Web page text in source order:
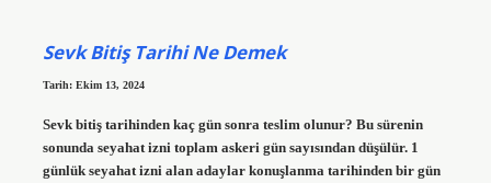
Sevk Bitiş Tarihi Ne Demek
Tarih: Ekim 13, 2024
Sevk bitiş tarihinden kaç gün sonra teslim olunur? Bu sürenin
sonunda seyahat izni toplam askeri gün sayısından düşülür. 1
günlük seyahat izni alan adaylar konuşlanma tarihinden bir gün